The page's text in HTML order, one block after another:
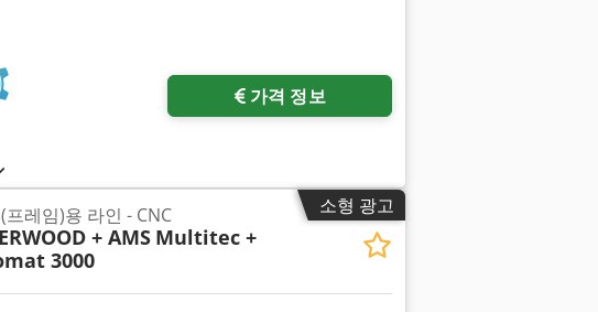
가격 정보
소형 광고
프레임)용 라인 - CNC
+ AMS Multitec +
3000